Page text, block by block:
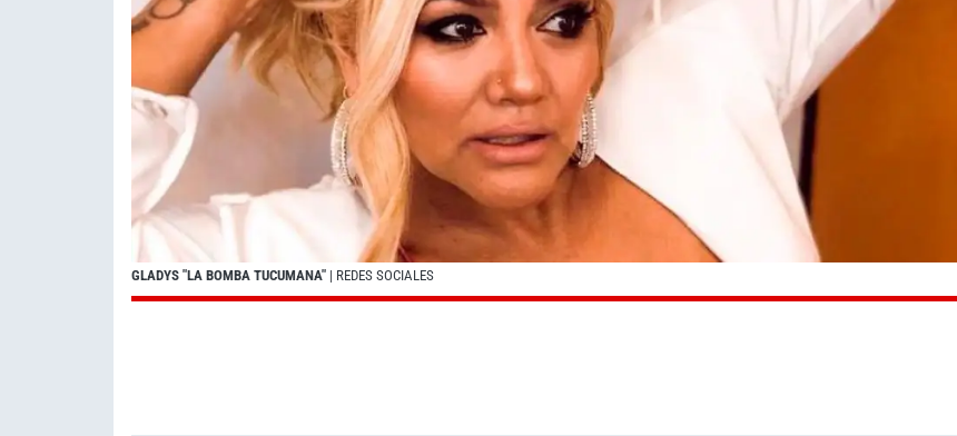
GLADYS "LA BOMBA TUCUMANA" | REDES SOCIALES